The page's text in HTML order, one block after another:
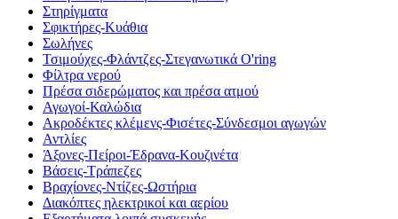
Στηρίγματα
Σφικτήρες-Κυάθια
Σωλήνες
Τσιμούχες-Φλάντζες-Στεγανωτικά O'ring
Φίλτρα νερού
Πρέσα σιδερώματος και πρέσα ατμού
Αγωγοί-Καλώδια
Ακροδέκτες κλέμενς-Φισέτες-Σύνδεσμοι αγωγών
Αντλίες
Άξονες-Πείροι-Έδρανα-Κουζινέτα
Βάσεις-Τράπεζες
Βραχίονες-Ντίζες-Ωστήρια
Διακόπτες ηλεκτρικοί και αερίου